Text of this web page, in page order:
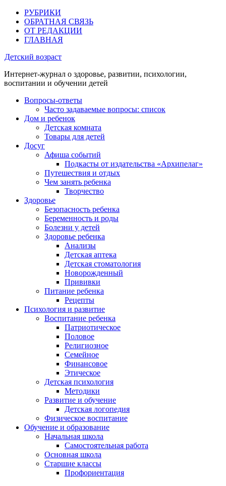
РУБРИКИ
ОБРАТНАЯ СВЯЗЬ
ОТ РЕДАКЦИИ
ГЛАВНАЯ
Детский возраст
Интернет-журнал о здоровье, развитии, психологии,
воспитании и обучении детей
Вопросы-ответы
Часто задаваемые вопросы: список
Дом и ребенок
Детская комната
Товары для детей
Досуг
Афиша событий
Подкасты от издательства «Архипелаг»
Путешествия и отдых
Чем занять ребенка
Творчество
Здоровье
Безопасность ребенка
Беременность и роды
Болезни у детей
Здоровье ребенка
Анализы
Детская аптека
Детская стоматология
Новорожденный
Прививки
Питание ребенка
Рецепты
Психология и развитие
Воспитание ребенка
Патриотическое
Половое
Религиозное
Семейное
Финансовое
Этическое
Детская психология
Методики
Развитие и обучение
Детская логопедия
Физическое воспитание
Обучение и образование
Начальная школа
Самостоятельная работа
Основная школа
Старшие классы
Профориентация